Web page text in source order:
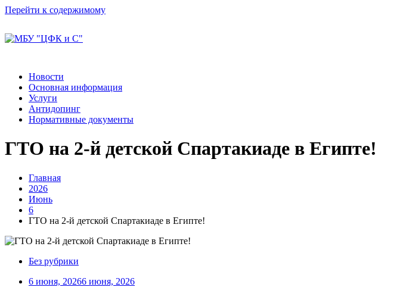
Перейти к содержимому
Новости
Основная информация
Услуги
Антидопинг
Нормативные документы
ГТО на 2-й детской Спартакиаде в Египте!
Главная
2026
Июнь
6
ГТО на 2-й детской Спартакиаде в Египте!
Без рубрики
6 июня, 20266 июня, 2026